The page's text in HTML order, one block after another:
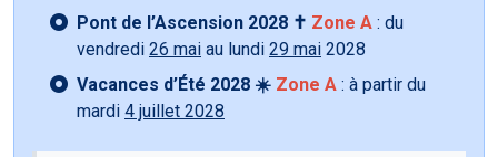
Pont de l’Ascension 2028 ✝️ Zone A : du
vendredi 26 mai au lundi 29 mai 2028
Vacances d’Été 2028 ☀️ Zone A : à partir du
mardi 4 juillet 2028